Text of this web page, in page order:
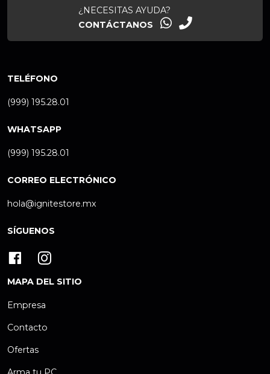
¿NECESITAS AYUDA?
CONTÁCTANOS
TELÉFONO
(999) 195.28.01
WHATSAPP
(999) 195.28.01
CORREO ELECTRÓNICO
hola@ignitestore.mx
SÍGUENOS
MAPA DEL SITIO
Empresa
Contacto
Ofertas